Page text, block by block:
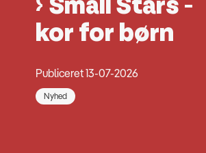
kor for børn
Publiceret 13-07-2026
Nyhed